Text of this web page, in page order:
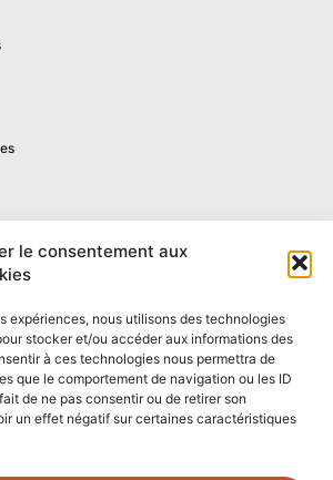
le consentement aux
expériences, nous utilisons des technologies
stocker et/ou accéder aux informations des
à ces technologies nous permettra de
que le comportement de navigation ou les ID
de ne pas consentir ou de retirer son
un effet négatif sur certaines caractéristiques